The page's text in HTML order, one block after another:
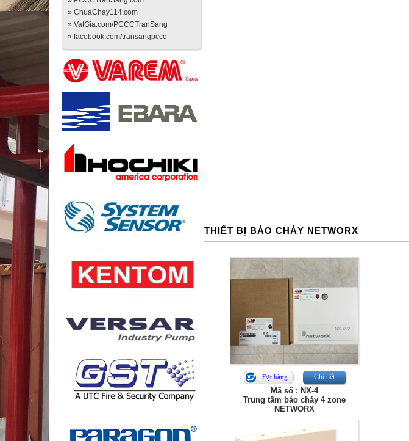
» ChuaChay114.com
» VatGia.com/PCCCTranSang
» facebook.com/transangpccc
THIẾT BỊ BÁO CHÁY NETWORX
Đặt hàng Chi tiết
Mã số : NX-4
Trung tâm báo cháy 4 zone
NETWORX